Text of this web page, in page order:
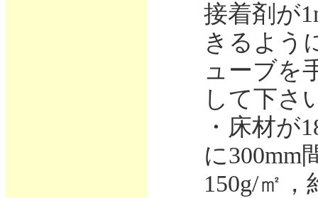
接着剤が
きるよう
ューブを
して下さ
・床材が
に300mm
150g/㎡